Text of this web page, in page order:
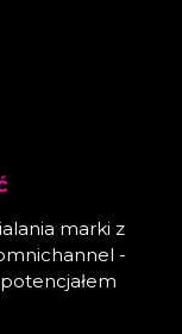
marki z
-